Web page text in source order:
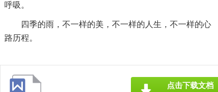
呼吸。
四季的雨，不一样的美，不一样的人生，不一样的心
路历程。
点击下载文档